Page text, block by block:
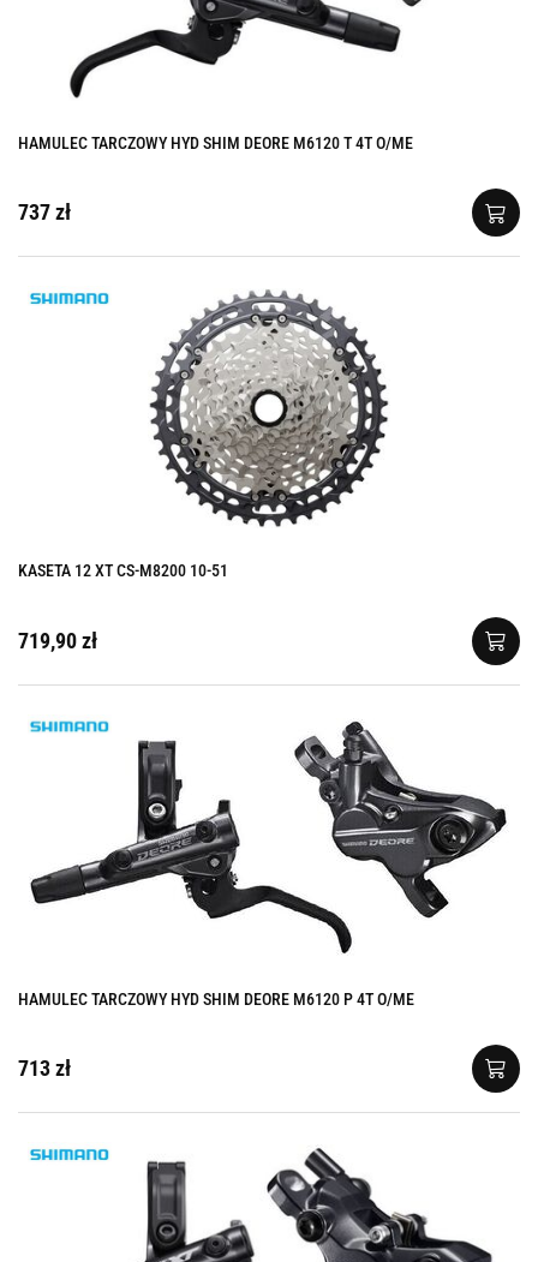
HAMULEC TARCZOWY HYD SHIM DEORE M6120 T 4T O/ME
737 zł
KASETA 12 XT CS-M8200 10-51
719,90 zł
HAMULEC TARCZOWY HYD SHIM DEORE M6120 P 4T O/ME
713 zł